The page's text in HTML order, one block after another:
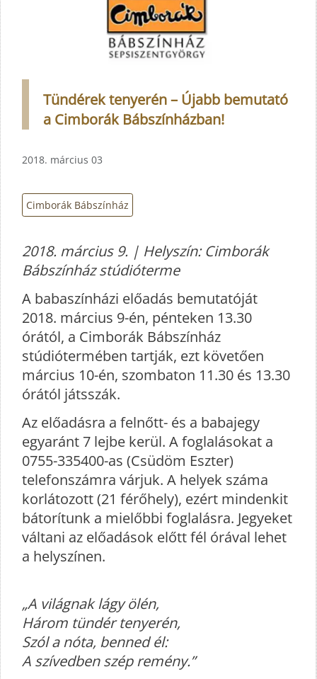
Tündérek tenyerén – Újabb bemutató
a Cimborák Bábszínházban!
2018. március 03
Cimborák Bábszínház
2018. március 9. | Helyszín: Cimborák
Bábszínház stúdióterme
A babaszínházi előadás bemutatóját
2018. március 9-én, pénteken 13.30
órától, a Cimborák Bábszínház
stúdiótermében tartják, ezt követően
március 10-én, szombaton 11.30 és 13.30
órától játsszák.
Az előadásra a felnőtt- és a babajegy
egyaránt 7 lejbe kerül. A foglalásokat a
0755-335400-as (Csüdöm Eszter)
telefonszámra várjuk. A helyek száma
korlátozott (21 férőhely), ezért mindenkit
bátorítunk a mielőbbi foglalásra. Jegyeket
váltani az előadások előtt fél órával lehet
a helyszínen.
„A világnak lágy ölén,
Három tündér tenyerén,
Szól a nóta, benned él:
A szívedben szép remény.”